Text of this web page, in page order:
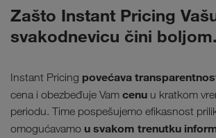
Zašto Instant Pricing
svakodnevicu čini boljom.
Instant Pricing povećava
cena i obezbeđuje Vam cenu u kratkom
periodu. Time pospešujemo efikasnost
omogućavamo u svakom trenutku